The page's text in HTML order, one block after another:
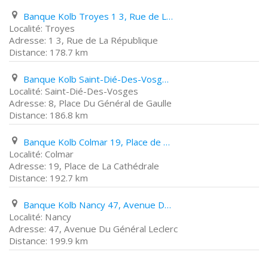
Banque Kolb Troyes 1 3, Rue de La République
Troyes
1 3, Rue de La République
178.7 km
Banque Kolb Saint-Dié-Des-Vosges 8, Place Du Général de Gaulle
Saint-Dié-Des-Vosges
8, Place Du Général de Gaulle
186.8 km
Banque Kolb Colmar 19, Place de La Cathédrale
Colmar
19, Place de La Cathédrale
192.7 km
Banque Kolb Nancy 47, Avenue Du Général Leclerc
Nancy
47, Avenue Du Général Leclerc
199.9 km